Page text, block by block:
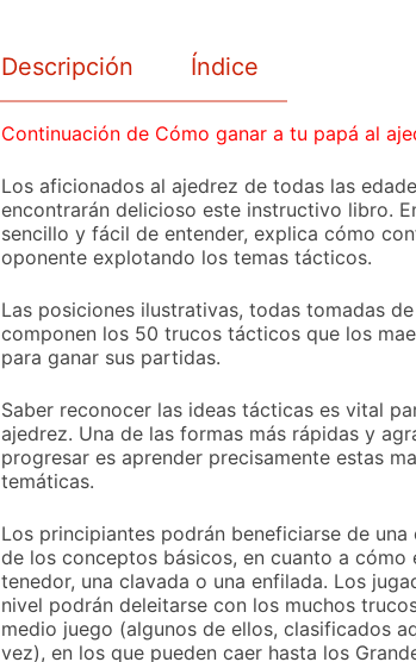
Descripción Índice
Continuación de Cómo ganar a tu papá al
Los aficionados al ajedrez de todas las
encontrarán delicioso este instructivo libro.
sencillo y fácil de entender, explica cómo
oponente explotando los temas tácticos.
Las posiciones ilustrativas, todas tomadas
componen los 50 trucos tácticos que los
para ganar sus partidas.
Saber reconocer las ideas tácticas es vital
ajedrez. Una de las formas más rápidas y
progresar es aprender precisamente estas
temáticas.
Los principiantes podrán beneficiarse de una
de los conceptos básicos, en cuanto a cómo
tenedor, una clavada o una enfilada. Los
nivel podrán deleitarse con los muchos
medio juego (algunos de ellos, clasificados
vez), en los que pueden caer hasta los